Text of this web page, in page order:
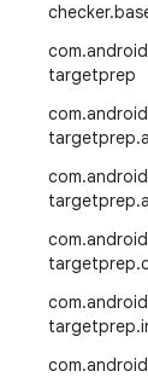
checker.
com.android
targetprep
com.android
targetprep.
com.android
targetprep.
com.android
targetprep.
com.android
targetprep.
com.android